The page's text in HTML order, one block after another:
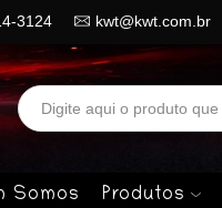
3124 kwt@kwt.com.br
Somos Produtos